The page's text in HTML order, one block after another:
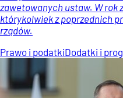
zawetowanych ustaw. W rok
którykolwiek z poprzednich
rządów.
Prawo i podatkiDodatki i